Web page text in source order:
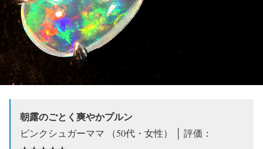
朝露のごとく爽やかプルン
ピンクシュガーママ （50代・女性） │ 評価：